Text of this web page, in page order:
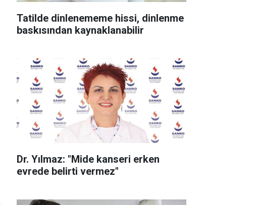
Tatilde dinlenememe hissi, dinlenme
baskısından kaynaklanabilir
Dr. Yılmaz: "Mide kanseri erken
evrede belirti vermez"